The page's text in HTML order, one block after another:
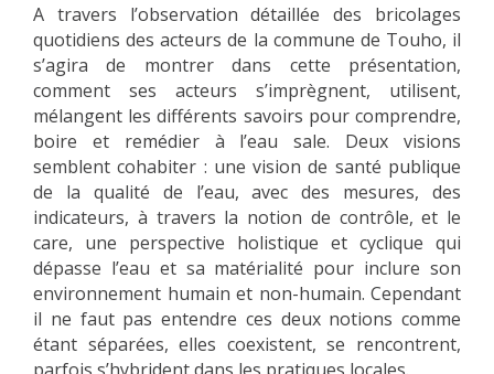
A travers l’observation détaillée des bricolages
quotidiens des acteurs de la commune de Touho, il
s’agira de montrer dans cette présentation,
comment ses acteurs s’imprègnent, utilisent,
mélangent les différents savoirs pour comprendre,
boire et remédier à l’eau sale. Deux visions
semblent cohabiter : une vision de santé publique
de la qualité de l’eau, avec des mesures, des
indicateurs, à travers la notion de contrôle, et le
care, une perspective holistique et cyclique qui
dépasse l’eau et sa matérialité pour inclure son
environnement humain et non-humain. Cependant
il ne faut pas entendre ces deux notions comme
étant séparées, elles coexistent, se rencontrent,